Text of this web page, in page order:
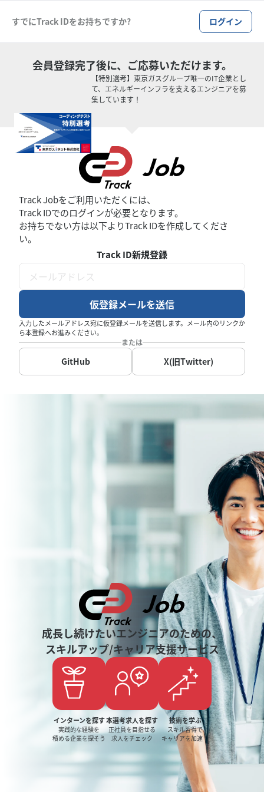
成長し続けたいエンジニアのための、
スキルアップ/キャリア支援サービス
インターンを探す
実践的な経験を
積める企業を探そう
本選考求人を探す
正社員を目指せる
求人をチェック
技術を学ぶ
スキル習得で
キャリアを加速！
すでにTrack IDをお持ちですか? ログイン
会員登録完了後に、 ご応募いただけます。
【特別選考】東京ガスグループ唯一のIT企業とし
て、エネルギーインフラを支えるエンジニアを募
集しています！
Track Jobをご利用いただくには、
Track IDでのログインが必要となります。
お持ちでない方は以下よりTrack IDを作成してくださ
い。
Track ID新規登録
仮登録メールを送信
入力したメールアドレス宛に仮登録メールを送信します。メール内のリンクか
ら本登録へお進みください。
または
GitHub X(旧Twitter)